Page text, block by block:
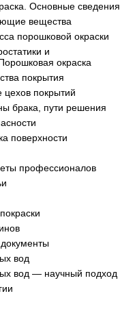
Основные сведения
вещества
порошковой окраски
и
окраска
покрытия
покрытий
брака, пути решения
поверхности
профессионалов
вод
вод — научный подход